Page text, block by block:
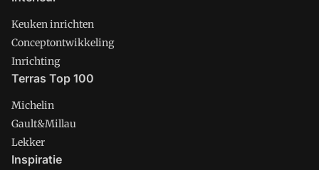
Keuken inrichten
Conceptontwikkeling
Inrichting
Terras Top 100
Michelin
Gault&Millau
Lekker
Inspiratie